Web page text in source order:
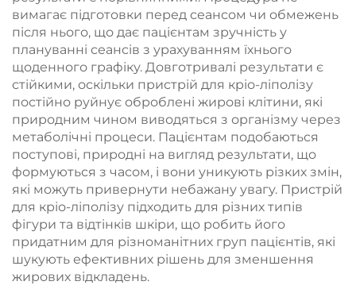
вимагає підготовки перед сеансом чи обмежень
після нього, що дає пацієнтам зручність у
плануванні сеансів з урахуванням їхнього
щоденного графіку. Довготривалі результати є
стійкими, оскільки пристрій для кріо-ліполізу
постійно руйнує оброблені жирові клітини, які
природним чином виводяться з організму через
метаболічні процеси. Пацієнтам подобаються
поступові, природні на вигляд результати, що
формуються з часом, і вони уникують різких змін,
які можуть привернути небажану увагу. Пристрій
для кріо-ліполізу підходить для різних типів
фігури та відтінків шкіри, що робить його
придатним для різноманітних груп пацієнтів, які
шукують ефективних рішень для зменшення
жирових відкладень.